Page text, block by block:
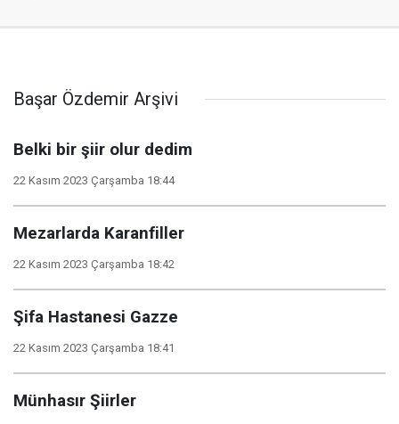
Başar Özdemir Arşivi
Belki bir şiir olur dedim
22 Kasım 2023 Çarşamba 18:44
Mezarlarda Karanfiller
22 Kasım 2023 Çarşamba 18:42
Şifa Hastanesi Gazze
22 Kasım 2023 Çarşamba 18:41
Münhasır Şiirler